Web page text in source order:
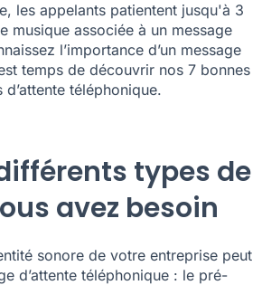
les appelants patientent jusqu'à 3
musique associée à un message
l’importance d’un message
temps de découvrir nos 7 bonnes
téléphonique.
types de
avez besoin
sonore de votre entreprise peut
d’attente téléphonique : le pré-